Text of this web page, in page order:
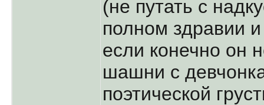
(не путать с
полном здравии
если конечно он
шашни с
поэтической